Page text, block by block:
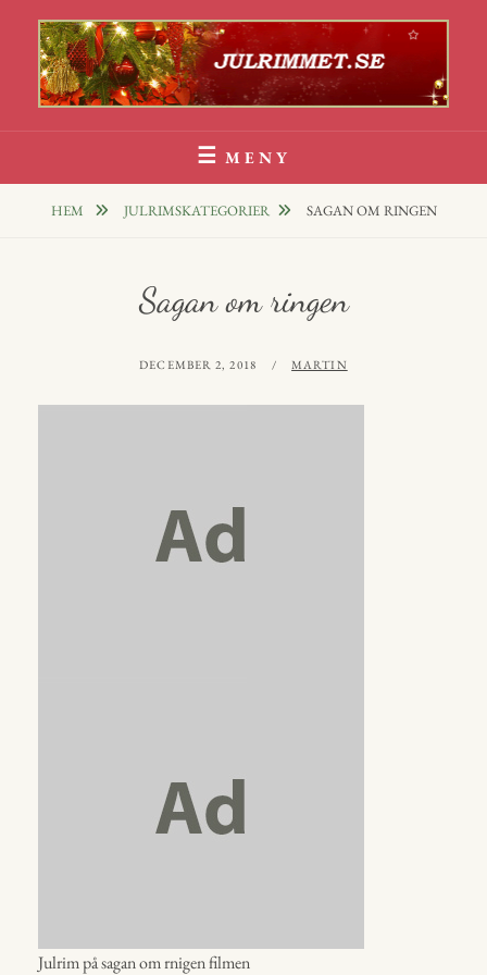
innehåll
Julrim Och Julklappsrim
MENY
HEM JULRIMSKATEGORIER SAGAN OM RINGEN
Sagan om ringen
PUBLICERAT
DECEMBER 2, 2018 AV
MARTIN
Julrim på sagan om rnigen filmen